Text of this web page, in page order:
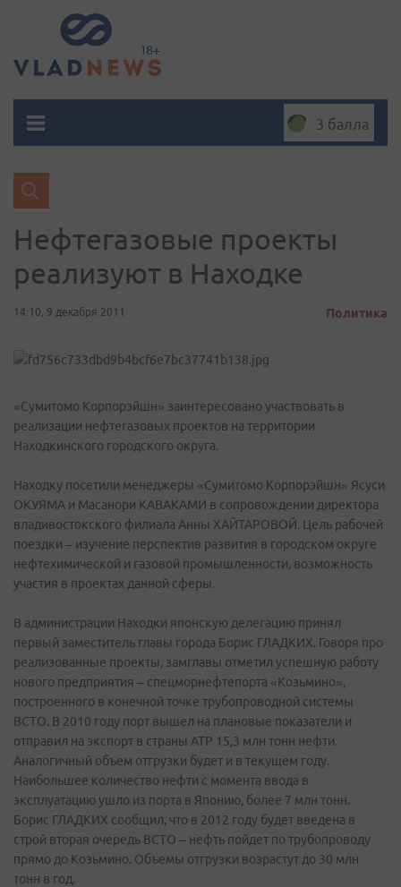
3 балла
Нефтегазовые проекты
реализуют в Находке
14:10, 9 декабря 2011 Политика
«Сумитомо Корпорэйшн» заинтересовано участвовать в
реализации нефтегазовых проектов на территории
Находкинского городского округа.
Находку посетили менеджеры «Сумитомо Корпорэйшн» Ясуси
ОКУЯМА и Масанори КАВАКАМИ в сопровождении директора
владивостокского филиала Анны ХАЙТАРОВОЙ. Цель рабочей
поездки – изучение перспектив развития в городском округе
нефтехимической и газовой промышленности, возможность
участия в проектах данной сферы.
В администрации Находки японскую делегацию принял
первый заместитель главы города Борис ГЛАДКИХ. Говоря про
реализованные проекты, замглавы отметил успешную работу
нового предприятия – спецморнефтепорта «Козьмино»,
построенного в конечной точке трубопроводной системы
ВСТО. В 2010 году порт вышел на плановые показатели и
отправил на экспорт в страны АТР 15,3 млн тонн нефти.
Аналогичный объем отгрузки будет и в текущем году.
Наибольшее количество нефти с момента ввода в
эксплуатацию ушло из порта в Японию, более 7 млн тонн.
Борис ГЛАДКИХ сообщил, что в 2012 году будет введена в
строй вторая очередь ВСТО – нефть пойдет по трубопроводу
прямо до Козьмино. Объемы отгрузки возрастут до 30 млн
тонн в год.